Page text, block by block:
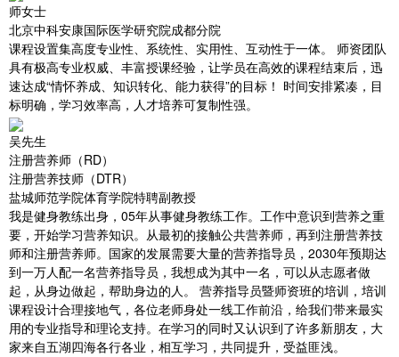
师女士
北京中科安康国际医学研究院成都分院
课程设置集高度专业性、系统性、实用性、互动性于一体。 师资团队
具有极高专业权威、丰富授课经验，让学员在高效的课程结束后，迅
速达成“情怀养成、知识转化、能力获得”的目标！ 时间安排紧凑，目
标明确，学习效率高，人才培养可复制性强。
吴先生
注册营养师（RD）
注册营养技师（DTR）
盐城师范学院体育学院特聘副教授
我是健身教练出身，05年从事健身教练工作。工作中意识到营养之重
要，开始学习营养知识。从最初的接触公共营养师，再到注册营养技
师和注册营养师。国家的发展需要大量的营养指导员，2030年预期达
到一万人配一名营养指导员，我想成为其中一名，可以从志愿者做
起，从身边做起，帮助身边的人。 营养指导员暨师资班的培训，培训
课程设计合理接地气，各位老师身处一线工作前沿，给我们带来最实
用的专业指导和理论支持。在学习的同时又认识到了许多新朋友，大
家来自五湖四海各行各业，相互学习，共同提升，受益匪浅。